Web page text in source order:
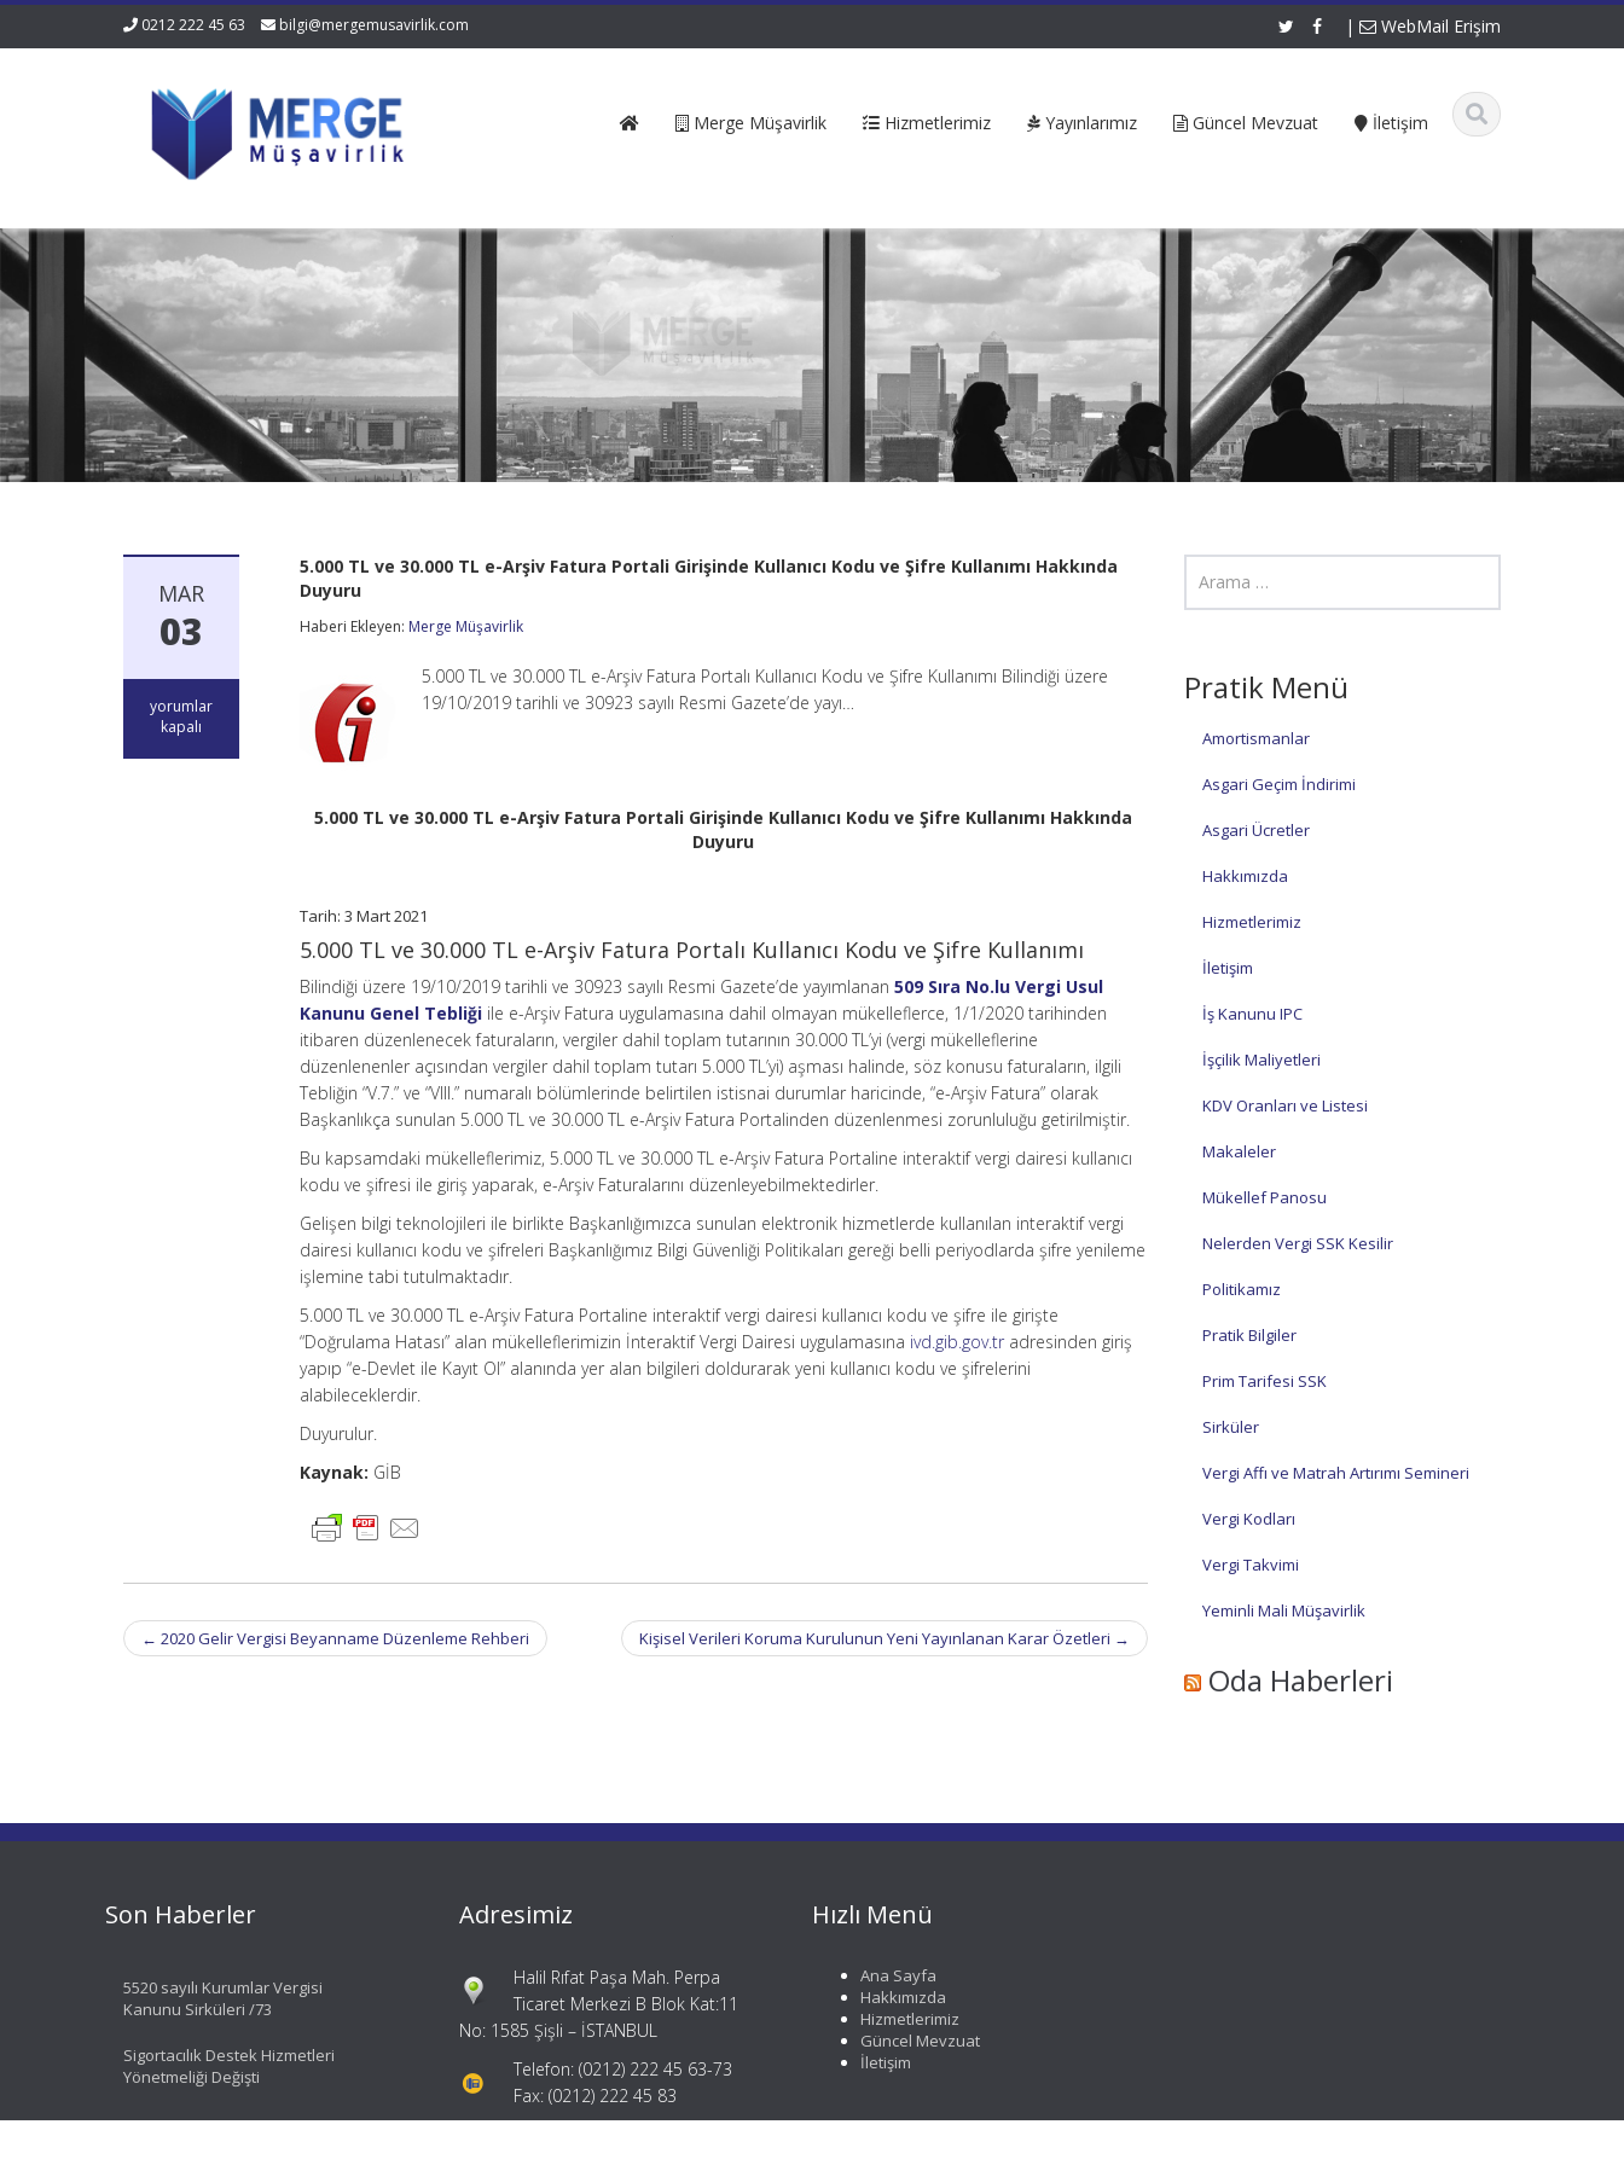
0212 222 45 63 bilgi@mergemusavirlik.com | WebMail Erişim
Merge Müşavirlik Hizmetlerimiz Yayınlarımız Güncel Mevzuat İletişim
MAR
03
5.000
yorumlar
kapalı
5.000 TL ve 30.000 TL e-Arşiv Fatura Portali Girişinde Kullanıcı Kodu ve Şifre Kullanımı Hakkında
Duyuru
Haberi Ekleyen: Merge Müşavirlik
5.000 TL ve 30.000 TL e-Arşiv Fatura Portalı Kullanıcı Kodu ve Şifre Kullanımı Bilindiği üzere
19/10/2019 tarihli ve 30923 sayılı Resmi Gazete’de yayı…
5.000 TL ve 30.000 TL e-Arşiv Fatura Portali Girişinde Kullanıcı Kodu ve Şifre Kullanımı Hakkında
Duyuru
Tarih: 3 Mart 2021
5.000 TL ve 30.000 TL e-Arşiv Fatura Portalı Kullanıcı Kodu ve Şifre Kullanımı
Bilindiği üzere 19/10/2019 tarihli ve 30923 sayılı Resmi Gazete’de yayımlanan509 Sıra No.lu Vergi Usul
Kanunu Genel Tebliği ile e-Arşiv Fatura uygulamasına dahil olmayan mükelleflerce, 1/1/2020 tarihinden
itibaren düzenlenecek faturaların, vergiler dahil toplam tutarının 30.000 TL’yi (vergi mükelleflerine
düzenlenenler açısından vergiler dahil toplam tutarı 5.000 TL’yi) aşması halinde, söz konusu faturaların, ilgili
Tebliğin “V.7.” ve “VIII.” numaralı bölümlerinde belirtilen istisnai durumlar haricinde, “e-Arşiv Fatura” olarak
Başkanlıkça sunulan 5.000 TL ve 30.000 TL e-Arşiv Fatura Portalinden düzenlenmesi zorunluluğu getirilmiştir.
Bu kapsamdaki mükelleflerimiz, 5.000 TL ve 30.000 TL e-Arşiv Fatura Portaline interaktif vergi dairesi kullanıcı
kodu ve şifresi ile giriş yaparak, e-Arşiv Faturalarını düzenleyebilmektedirler.
Gelişen bilgi teknolojileri ile birlikte Başkanlığımızca sunulan elektronik hizmetlerde kullanılan interaktif vergi
dairesi kullanıcı kodu ve şifreleri Başkanlığımız Bilgi Güvenliği Politikaları gereği belli periyodlarda şifre yenileme
işlemine tabi tutulmaktadır.
5.000 TL ve 30.000 TL e-Arşiv Fatura Portaline interaktif vergi dairesi kullanıcı kodu ve şifre ile girişte
“Doğrulama Hatası” alan mükelleflerimizin İnteraktif Vergi Dairesi uygulamasına ivd.gib.gov.tr adresinden giriş
yapıp “e-Devlet ile Kayıt Ol” alanında yer alan bilgileri doldurarak yeni kullanıcı kodu ve şifrelerini
alabileceklerdir.
Duyurulur.
Kaynak: GİB
Post
navigation
← 2020 Gelir Vergisi Beyanname Düzenleme Rehberi Kişisel Verileri Koruma Kurulunun Yeni Yayınlanan Karar Özetleri →
Pratik Menü
Amortismanlar
Asgari Geçim İndirimi
Asgari Ücretler
Hakkımızda
Hizmetlerimiz
İletişim
İş Kanunu IPC
İşçilik Maliyetleri
KDV Oranları ve Listesi
Makaleler
Mükellef Panosu
Nelerden Vergi SSK Kesilir
Politikamız
Pratik Bilgiler
Prim Tarifesi SSK
Sirküler
Vergi Affı ve Matrah Artırımı Semineri
Vergi Kodları
Vergi Takvimi
Yeminli Mali Müşavirlik
Oda Haberleri
Son Haberler
5520 sayılı Kurumlar Vergisi
Kanunu Sirküleri /73
Sigortacılık Destek Hizmetleri
Yönetmeliği Değişti
Adresimiz
Halil Rıfat Paşa Mah. Perpa
Ticaret Merkezi B Blok Kat:11
No: 1585 Şişli – İSTANBUL
Telefon: (0212) 222 45 63-73
Fax: (0212) 222 45 83
Hızlı Menü
Ana Sayfa
Hakkımızda
Hizmetlerimiz
Güncel Mevzuat
İletişim